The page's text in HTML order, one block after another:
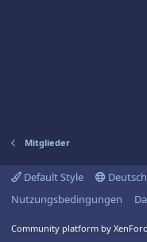
Mitglieder
Default Style
Nutzungsbedingungen
Community platform by XenForo